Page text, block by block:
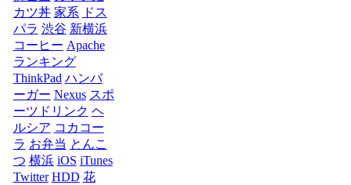
カツ丼 家系 ドス
パラ 渋谷 新横浜
コーヒー Apache
ランキング
ThinkPad ハンバ
ーガー Nexus スポ
ーツドリンク ヘ
ルシア コカコー
ラ お弁当 とんこ
つ 横浜 iOS iTunes
Twitter HDD 花